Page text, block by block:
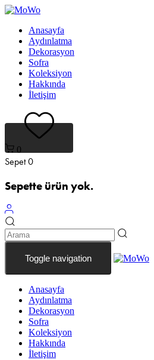
Bağlantıları
Birincil
İçeriğe
Anasayfa
Aydınlatma
Dekorasyon
Sofra
Koleksiyon
Hakkında
İletişim
0
Sepet0
Sepette ürün yok.
Toggle navigation
Anasayfa
Aydınlatma
Dekorasyon
Sofra
Koleksiyon
Hakkında
İletişim